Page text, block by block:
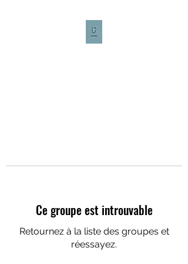
Ce groupe est introuvable
Retournez à la liste des groupes et
réessayez.